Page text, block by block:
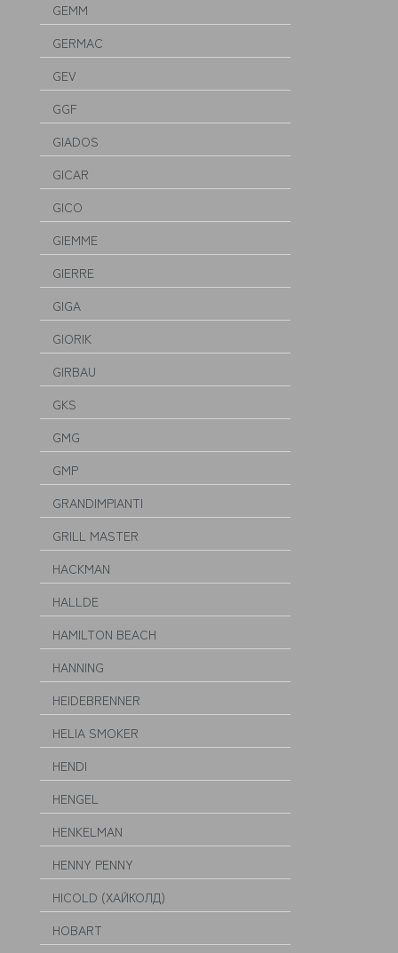
GEMM
GERMAC
GEV
GGF
GIADOS
GICAR
GICO
GIEMME
GIERRE
GIGA
GIORIK
GIRBAU
GKS
GMG
GMP
GRANDIMPIANTI
GRILL MASTER
HACKMAN
HALLDE
HAMILTON BEACH
HANNING
HEIDEBRENNER
HELIA SMOKER
HENDI
HENGEL
HENKELMAN
HENNY PENNY
HICOLD (ХАЙКОЛД)
HOBART